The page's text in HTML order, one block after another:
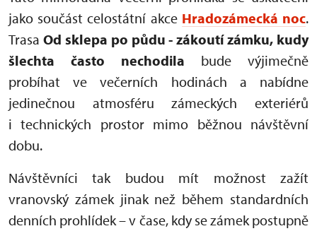
jako součást celostátní akce Hradozámecká noc.
Trasa Od sklepa po půdu - zákoutí zámku, kudy
šlechta často nechodila bude výjimečně
probíhat ve večerních hodinách a nabídne
jedinečnou atmosféru zámeckých exteriérů
i technických prostor mimo běžnou návštěvní
dobu.
Návštěvníci tak budou mít možnost zažít
vranovský zámek jinak než během standardních
denních prohlídek – v čase, kdy se zámek postupně